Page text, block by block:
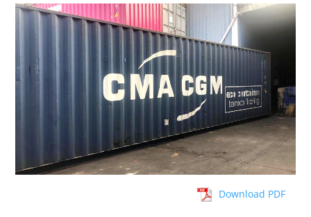
Download PDF